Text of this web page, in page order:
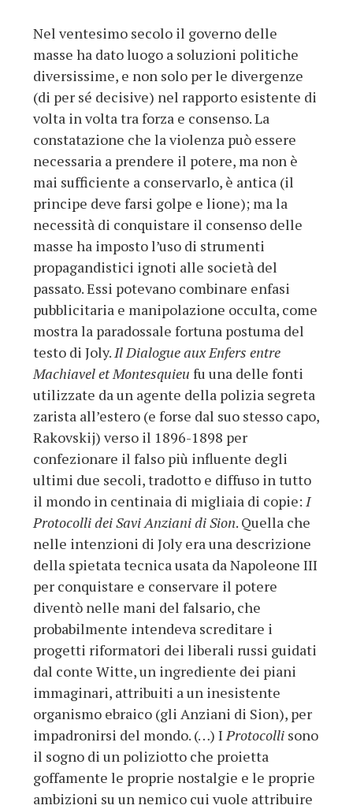
Nel ventesimo secolo il governo delle
masse ha dato luogo a soluzioni politiche
diversissime, e non solo per le divergenze
(di per sé decisive) nel rapporto esistente di
volta in volta tra forza e consenso. La
constatazione che la violenza può essere
necessaria a prendere il potere, ma non è
mai sufficiente a conservarlo, è antica (il
principe deve farsi golpe e lione); ma la
necessità di conquistare il consenso delle
masse ha imposto l’uso di strumenti
propagandistici ignoti alle società del
passato. Essi potevano combinare enfasi
pubblicitaria e manipolazione occulta, come
mostra la paradossale fortuna postuma del
testo di Joly.Il Dialogue aux Enfers entre
Machiavel et Montesquieu fu una delle fonti
utilizzate da un agente della polizia segreta
zarista all’estero (e forse dal suo stesso capo,
Rakovskij) verso il 1896-1898 per
confezionare il falso più influente degli
ultimi due secoli, tradotto e diffuso in tutto
il mondo in centinaia di migliaia di copie: I
Protocolli dei Savi Anziani di Sion. Quella che
nelle intenzioni di Joly era una descrizione
della spietata tecnica usata da Napoleone III
per conquistare e conservare il potere
diventò nelle mani del falsario, che
probabilmente intendeva screditare i
progetti riformatori dei liberali russi guidati
dal conte Witte, un ingrediente dei piani
immaginari, attribuiti a un inesistente
organismo ebraico (gli Anziani di Sion), per
impadronirsi del mondo. (…) IProtocolli sono
il sogno di un poliziotto che proietta
goffamente le proprie nostalgie e le proprie
ambizioni su un nemico cui vuole attribuire